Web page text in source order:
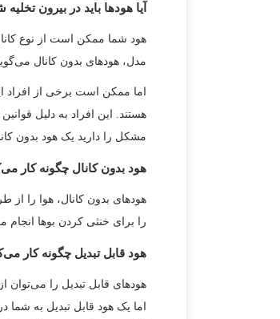
آیا هودها باید در بیرون تخلیه
هود شما ممکن است از نوع
مدل، هودهای بدون کانال
اما ممکن است برخی از افراد
هستند. این افراد به دلیل
مشکل را دارید یک هود بدون
هود بدون کانال چگونه کار
هودهای بدون کانال، هوا را از
را برای خنثی کردن بوها انجام
هود قابل تبدیل چگونه کار
هودهای قابل تبدیل را می‌توان
اما یک هود قابل تبدیل به